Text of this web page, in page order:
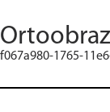
f067a980-1765-